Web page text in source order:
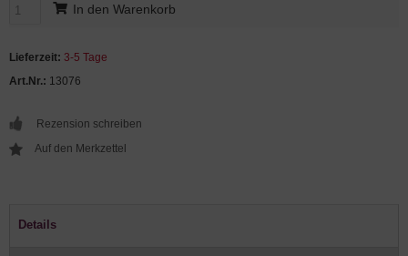
In den Warenkorb
Lieferzeit: 3-5 Tage
Art.Nr.: 13076
Rezension schreiben
Details